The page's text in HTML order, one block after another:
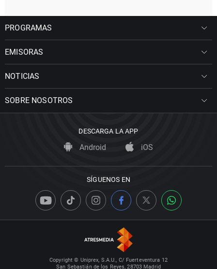
PROGRAMAS
EMISORAS
NOTICIAS
SOBRE NOSOTROS
DESCARGA LA APP
Android iOS
SÍGUENOS EN
Copyright © Uniprex, S.A.U., C/ Fuerteventura 12
San Sebastián de los Reyes, 28703 Madrid